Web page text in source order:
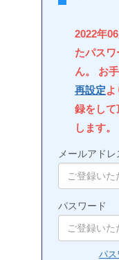
2022年
たパス
ん。 お
再設定
録をして
します。
メールアドレ
パスワード
パス